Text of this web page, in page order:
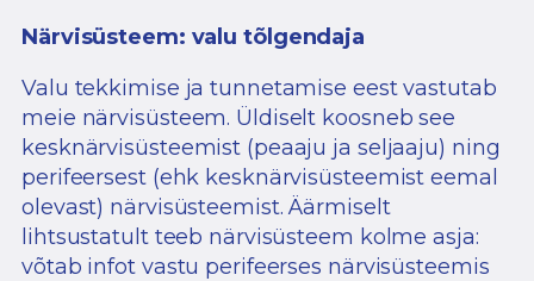
Närvisüsteem: valu tõlgendaja
Valu tekkimise ja tunnetamise eest vastutab
meie närvisüsteem. Üldiselt koosneb see
kesknärvisüsteemist (peaaju ja seljaaju) ning
perifeersest (ehk kesknärvisüsteemist eemal
olevast) närvisüsteemist. Äärmiselt
lihtsustatult teeb närvisüsteem kolme asja:
võtab infot vastu perifeerses närvisüsteemis